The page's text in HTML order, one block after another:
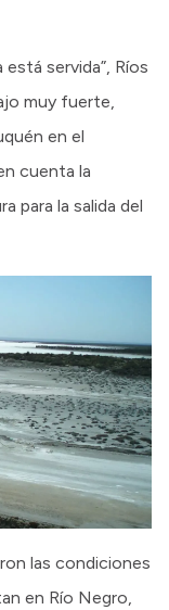
servida”, Ríos
muy fuerte,
en el
cuenta la
para la salida del
las condiciones
en Río Negro,